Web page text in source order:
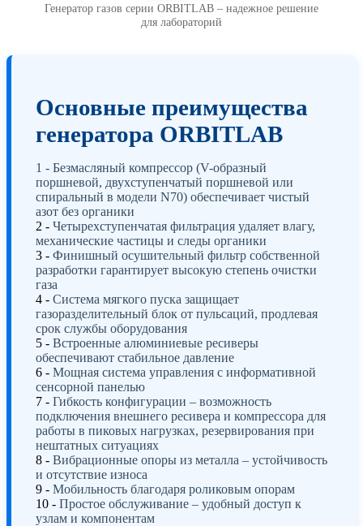
Генератор газов серии ORBITLAB – надежное решение
для лабораторий
Основные преимущества
генератора ORBITLAB
1 - Безмасляный компрессор (V-образный
поршневой, двухступенчатый поршневой или
спиральный в модели N70) обеспечивает чистый
азот без органики
2 - Четырехступенчатая фильтрация удаляет влагу,
механические частицы и следы органики
3 - Финишный осушительный фильтр собственной
разработки гарантирует высокую степень очистки
газа
4 - Система мягкого пуска защищает
газоразделительный блок от пульсаций, продлевая
срок службы оборудования
5 - Встроенные алюминиевые ресиверы
обеспечивают стабильное давление
6 - Мощная система управления с информативной
сенсорной панелью
7 - Гибкость конфигурации – возможность
подключения внешнего ресивера и компрессора для
работы в пиковых нагрузках, резервирования при
нештатных ситуациях
8 - Вибрационные опоры из металла – устойчивость
и отсутствие износа
9 - Мобильность благодаря роликовым опорам
10 - Простое обслуживание – удобный доступ к
узлам и компонентам